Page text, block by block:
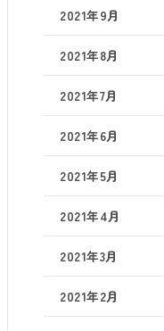
2021年9月
2021年8月
2021年7月
2021年6月
2021年5月
2021年4月
2021年3月
2021年2月